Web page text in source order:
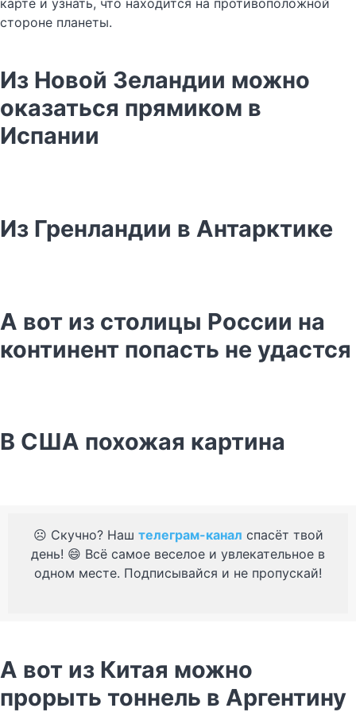
карте и узнать, что находится на противоположной
стороне планеты.
Из Новой Зеландии можно
оказаться прямиком в
Испании
Из Гренландии в Антарктике
А вот из столицы России на
континент попасть не удастся
В США похожая картина
☹️ Скучно? Наш телеграм-канал спасёт твой
день! 😄 Всё самое веселое и увлекательное в
одном месте. Подписывайся и не пропускай!
А вот из Китая можно
прорыть тоннель в Аргентину